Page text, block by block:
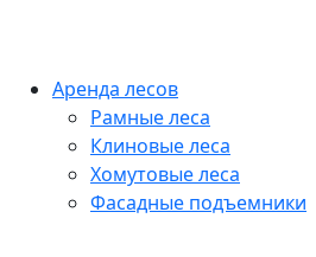
Аренда лесов
Рамные леса
Клиновые леса
Хомутовые леса
Фасадные подъемники